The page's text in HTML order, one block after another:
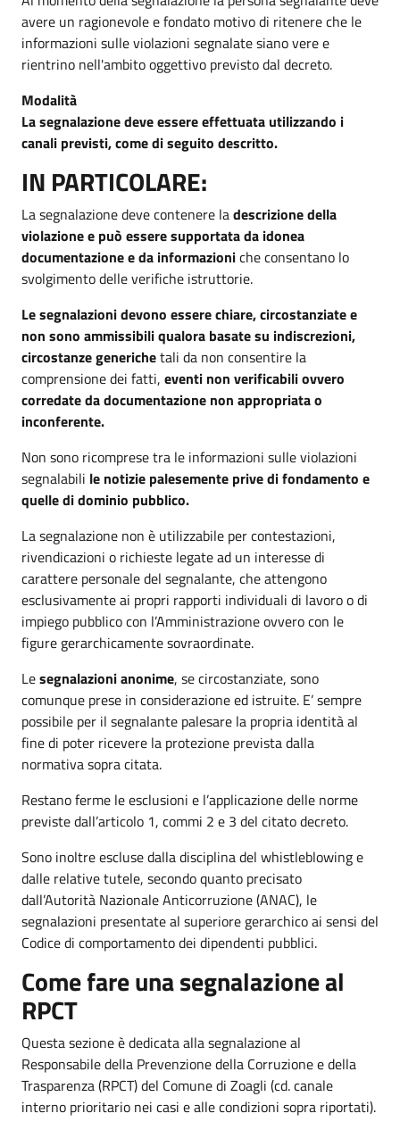
avere un ragionevole e fondato motivo di ritenere che le
informazioni sulle violazioni segnalate siano vere e
rientrino nell'ambito oggettivo previsto dal decreto.
Modalità
La segnalazione deve essere effettuata utilizzando i
canali previsti, come di seguito descritto.
IN PARTICOLARE:
La segnalazione deve contenere ladescrizione della
violazione e può essere supportata da idonea
documentazione e da informazioniche consentano lo
svolgimento delle verifiche istruttorie.
Le segnalazioni devono essere chiare, circostanziate e
non sono ammissibili qualora basate su indiscrezioni,
circostanze generichetali da non consentire la
comprensione dei fatti, eventi non verificabili ovvero
corredate da documentazione non appropriata o
inconferente.
Non sono ricomprese tra le informazioni sulle violazioni
segnalabili le notizie palesemente prive di fondamento e
quelle di dominio pubblico.
La segnalazione non è utilizzabile per contestazioni,
rivendicazioni o richieste legate ad un interesse di
carattere personale del segnalante, che attengono
esclusivamente ai propri rapporti individuali di lavoro o di
impiego pubblico con l’Amministrazione ovvero con le
figure gerarchicamente sovraordinate.
Lesegnalazioni anonime, se circostanziate, sono
comunque prese in considerazione ed istruite. E’ sempre
possibile per il segnalante palesare la propria identità al
fine di poter ricevere la protezione prevista dalla
normativa sopra citata.
Restano ferme le esclusioni e l’applicazione delle norme
previste dall’articolo 1, commi 2 e 3 del citato decreto.
Sono inoltre escluse dalla disciplina del whistleblowing e
dalle relative tutele, secondo quanto precisato
dall’Autorità Nazionale Anticorruzione (ANAC), le
segnalazioni presentate al superiore gerarchico ai sensi del
Codice di comportamento dei dipendenti pubblici.
Come fare una segnalazione al
RPCT
Questa sezione è dedicata alla segnalazione al
Responsabile della Prevenzione della Corruzione e della
Trasparenza (RPCT) del Comune di Zoagli (cd. canale
interno prioritario nei casi e alle condizioni sopra riportati).